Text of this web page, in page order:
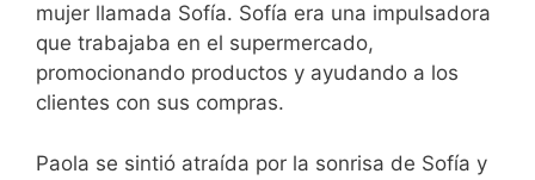
mujer llamada Sofía. Sofía era una impulsadora
que trabajaba en el supermercado,
promocionando productos y ayudando a los
clientes con sus compras.
Paola se sintió atraída por la sonrisa de Sofía y